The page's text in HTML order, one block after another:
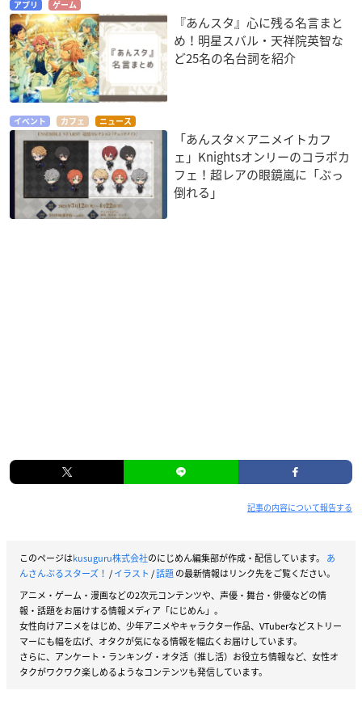
アプリ ゲーム
『あんスタ』心に残る名言まと
め！明星スバル・天祥院英智な
ど25名の名台詞を紹介
イベント カフェ ニュース
「あんスタ×アニメイトカフ
ェ」Knightsオンリーのコラボカ
フェ！超レアの眼鏡嵐に「ぶっ
倒れる」
記事の内容について報告する
このページはkusuguru株式会社のにじめん編集部が作成・配信しています。 あ
んさんぶるスターズ！ /イラスト /話題の最新情報はリンク先をご覧ください。
アニメ・ゲーム・漫画などの2次元コンテンツや、声優・舞台・俳優などの情
報・話題をお届けする情報メディア「にじめん」。
女性向けアニメをはじめ、少年アニメやキャラクター作品、VTuberなどストリー
マーにも幅を広げ、オタクが気になる情報を幅広くお届けしています。
さらに、アンケート・ランキング・オタ活（推し活）お役立ち情報など、女性オ
タクがワクワク楽しめるようなコンテンツも発信しています。